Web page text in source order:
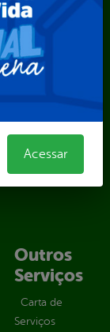
– SEMEL
– SEMA
Gestão – SEPLAG
– SEMRI
Outros
Serviços
Carta de
Serviços
Acessar